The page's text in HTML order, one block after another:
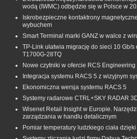
wodą (IWMC) odbędzie się w Polsce w
Iskrobezpieczne kontaktrony
wybuchem
Smart Terminal marki GANZ w walce z
TP-Link ułatwia migrację do sieci 10 Gb/s
T1700G‑28TQ
Nowe czytniki w ofercie RCS Engineering
Integracja systemu RACS 5 z wizyjnym
Ekonomiczna wersja systemu RACS 5
Systemy radarowe CTRL+SKY RADAR
Wisenet Retail Insight w Europie.
zarządzania w handlu detalicznym
Pomiar temperatury ludzkiego ciała